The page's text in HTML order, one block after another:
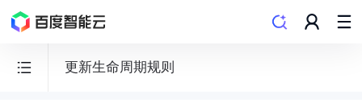
更新生命周期规则